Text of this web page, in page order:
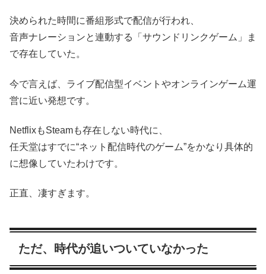
決められた時間に番組形式で配信が行われ、
音声ナレーションと連動する「サウンドリンクゲーム」ま
で存在していた。
今で言えば、ライブ配信型イベントやオンラインゲーム運
営に近い発想です。
NetflixもSteamも存在しない時代に、
任天堂はすでに“ネット配信時代のゲーム”をかなり具体的
に想像していたわけです。
正直、凄すぎます。
ただ、時代が追いついていなかった